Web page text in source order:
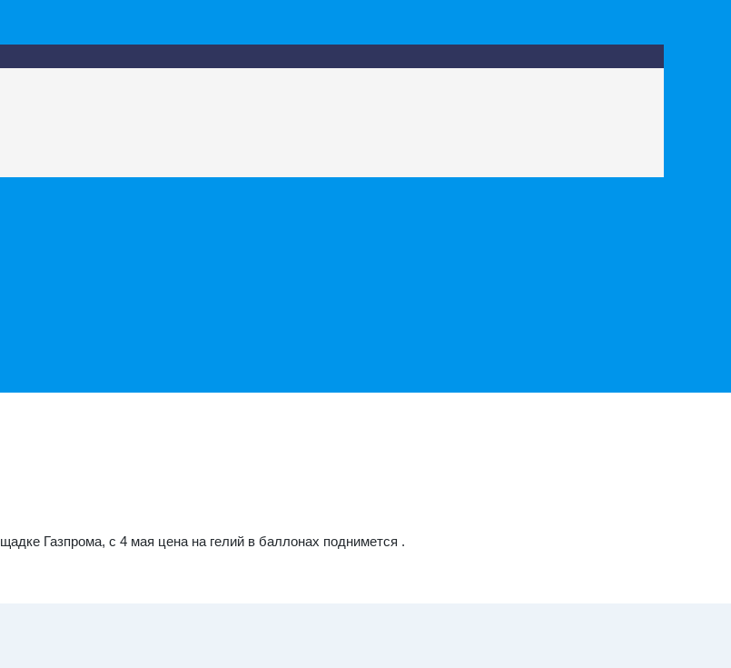
Газпрома, с 4 мая цена на гелий в баллонах поднимется .